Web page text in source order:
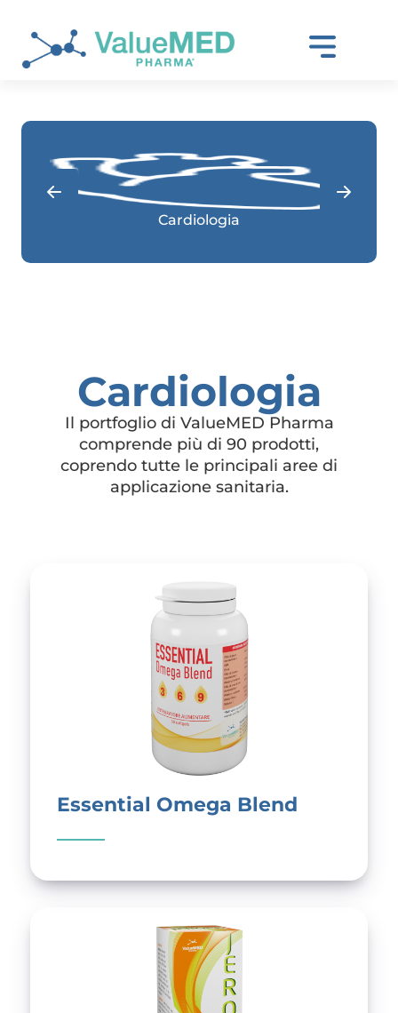
Cardiologia
Cardiologia
Il portfoglio di ValueMED Pharma
comprende più di 90 prodotti,
coprendo tutte le principali aree di
applicazione sanitaria.
Essential Omega Blend